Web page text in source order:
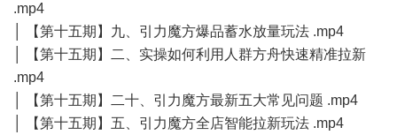
.mp4
│ 【第十五期】九、引力魔方爆品蓄水放量玩法 .mp4
│ 【第十五期】二、实操如何利用人群方舟快速精准拉新
.mp4
│ 【第十五期】二十、引力魔方最新五大常见问题 .mp4
│ 【第十五期】五、引力魔方全店智能拉新玩法 .mp4